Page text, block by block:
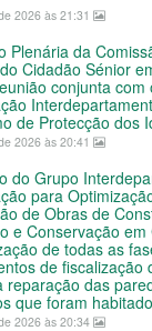
2026 às 21:31
Plenária da
Cidadão Sénior
conjunta com
de Protecção dos
2026 às 20:41
do Grupo
para
de Obras de
e Conservação em
de todas as
de fiscalização
reparação das
que foram
2026 às 20:34